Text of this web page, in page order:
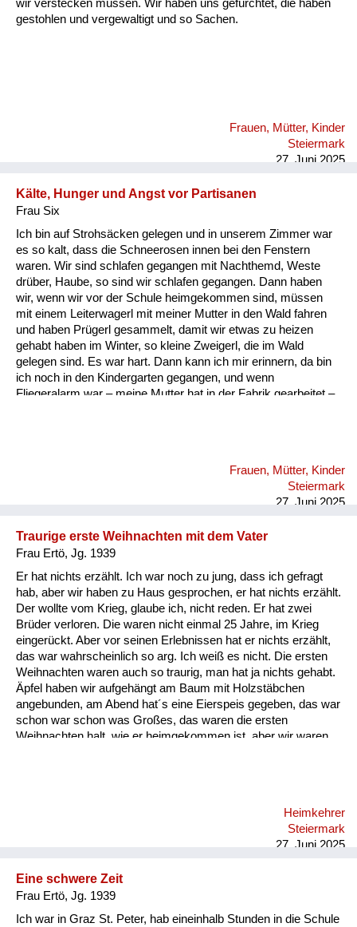
wir verstecken müssen. Wir haben uns gefürchtet, die haben
gestohlen und vergewaltigt und so Sachen.
Frauen, Mütter, Kinder
Steiermark
27. Juni 2025
Kälte, Hunger und Angst vor Partisanen
Frau Six
Ich bin auf Strohsäcken gelegen und in unserem Zimmer war
es so kalt, dass die Schneerosen innen bei den Fenstern
waren. Wir sind schlafen gegangen mit Nachthemd, Weste
drüber, Haube, so sind wir schlafen gegangen. Dann haben
wir, wenn wir vor der Schule heimgekommen sind, müssen
mit einem Leiterwagerl mit meiner Mutter in den Wald fahren
und haben Prügerl gesammelt, damit wir etwas zu heizen
gehabt haben im Winter, so kleine Zweigerl, die im Wald
gelegen sind. Es war hart. Dann kann ich mir erinnern, da bin
ich noch in den Kindergarten gegangen, und wenn
Fliegeralarm war – meine Mutter hat in der Fabrik gearbeitet –
Angst. Da haben wir im Personalhaus einen Keller gehabt, da
sind wir reingegangen. Da sind wir geblieben, bis Entwarnung
Frauen, Mütter, Kinder
Steiermark
27. Juni 2025
Traurige erste Weihnachten mit dem Vater
Frau Ertö, Jg. 1939
Er hat nichts erzählt. Ich war noch zu jung, dass ich gefragt
hab, aber wir haben zu Haus gesprochen, er hat nichts erzählt.
Der wollte vom Krieg, glaube ich, nicht reden. Er hat zwei
Brüder verloren. Die waren nicht einmal 25 Jahre, im Krieg
eingerückt. Aber vor seinen Erlebnissen hat er nichts erzählt,
das war wahrscheinlich so arg. Ich weiß es nicht. Die ersten
Weihnachten waren auch so traurig, man hat ja nichts gehabt.
Äpfel haben wir aufgehängt am Baum mit Holzstäbchen
angebunden, am Abend hat´s eine Eierspeis gegeben, das war
schon war schon was Großes, das waren die ersten
Weihnachten halt, wie er heimgekommen ist, aber wir waren
Heimkehrer
Steiermark
27. Juni 2025
Eine schwere Zeit
Frau Ertö, Jg. 1939
Ich war in Graz St. Peter, hab eineinhalb Stunden in die Schule